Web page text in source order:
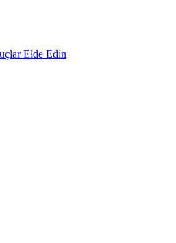
Elde Edin